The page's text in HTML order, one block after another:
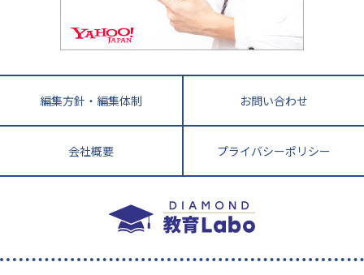
長崎県 熊本県
鹿児島県 沖縄県
教育ジャーナリストが徹底解説！ 大学受験の羅
編集方針・編集体制 お問い合わせ
会社概要 プライバシーポリシー